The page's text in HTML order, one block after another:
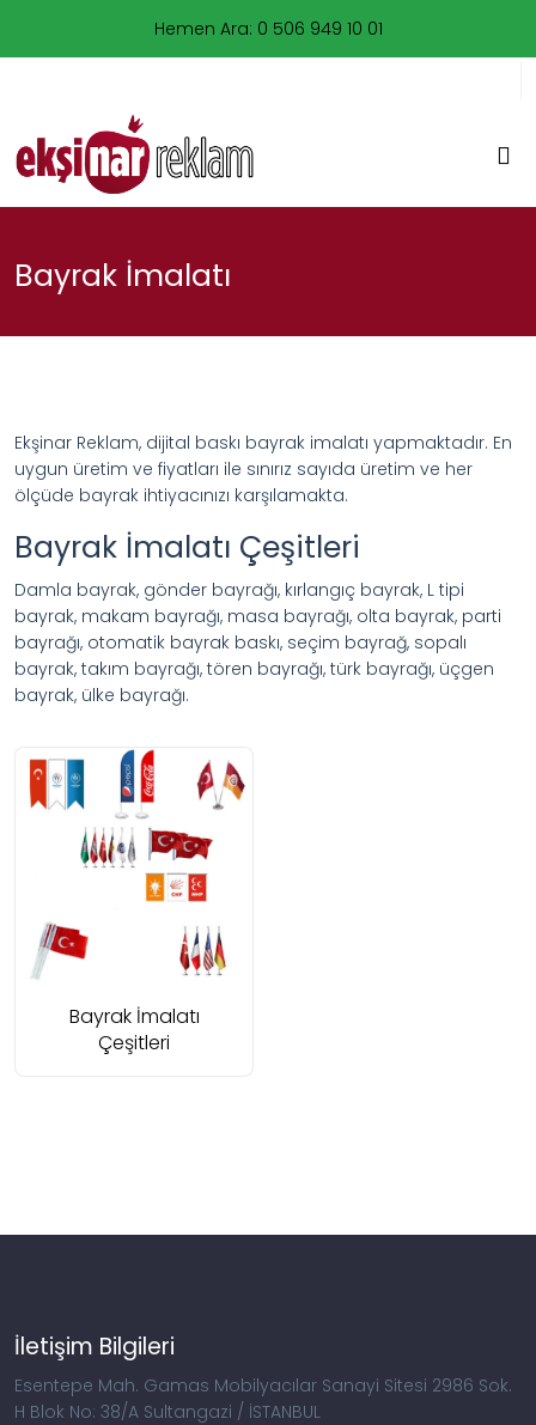
Hemen Ara: 0 506 949 10 01
Bayrak İmalatı
Ekşinar Reklam, dijital baskı bayrak imalatı yapmaktadır. En
uygun üretim ve fiyatları ile sınırız sayıda üretim ve her
ölçüde bayrak ihtiyacınızı karşılamakta.
Bayrak İmalatı Çeşitleri
Damla bayrak, gönder bayrağı, kırlangıç bayrak, L tipi
bayrak, makam bayrağı, masa bayrağı, olta bayrak, parti
bayrağı, otomatik bayrak baskı, seçim bayrağ, sopalı
bayrak, takım bayrağı, tören bayrağı, türk bayrağı, üçgen
bayrak, ülke bayrağı.
Bayrak İmalatı
Çeşitleri
İletişim Bilgileri
Esentepe Mah. Gamas Mobilyacılar Sanayi Sitesi 2986 Sok.
H Blok No: 38/A Sultangazi / İSTANBUL